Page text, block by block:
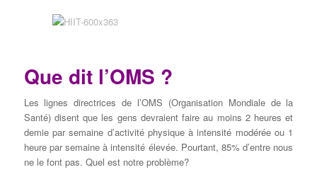
Que dit l’OMS ?
Les lignes directrices de l’OMS (Organisation Mondiale de la
Santé) disent que les gens devraient faire au moins 2 heures et
demie par semaine d’activité physique à intensité modérée ou 1
heure par semaine à intensité élevée. Pourtant, 85% d’entre nous
ne le font pas. Quel est notre problème?